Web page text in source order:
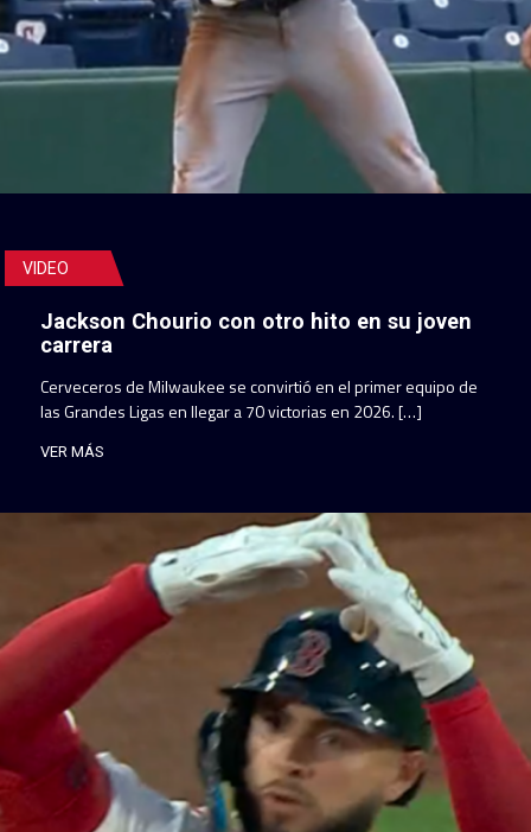
VIDEO
Jackson Chourio con otro hito en su joven
carrera
Cerveceros de Milwaukee se convirtió en el primer equipo de
las Grandes Ligas en llegar a 70 victorias en 2026. […]
VER MÁS